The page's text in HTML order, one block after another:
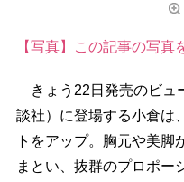
【写真】この記事の写真
きょう22日発売のビュ
談社）に登場する小倉は
トをアップ。胸元や美脚
まとい、抜群のプロポー